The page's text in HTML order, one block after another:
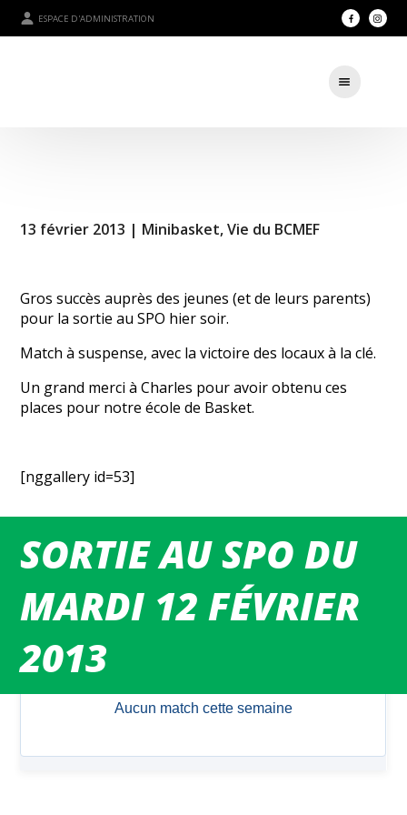
ESPACE D'ADMINISTRATION
SORTIE AU SPO DU
MARDI 12 FÉVRIER
2013
13 février 2013 | Minibasket,Vie du BCMEF
Gros succès auprès des jeunes (et de leurs parents)
pour la sortie au SPO hier soir.
Match à suspense, avec la victoire des locaux à la clé.
Un grand merci à Charles pour avoir obtenu ces
places pour notre école de Basket.
[nggallery id=53]
MATCHS DU WEEK-END